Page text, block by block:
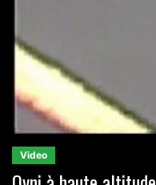
Video